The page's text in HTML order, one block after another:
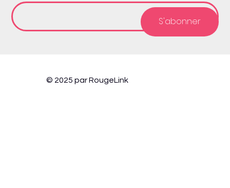
S'abonner
© 2025 par RougeLink